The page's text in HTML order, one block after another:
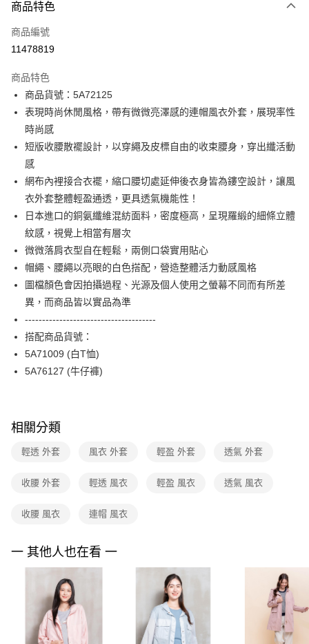
信用卡一次付款
信用卡分期付款
合作金庫商業銀行
華南商業銀行
上海商業儲蓄銀行
台北富邦商業銀行
國泰世華商業銀行
臺灣中小企業銀行
台中商業銀行
匯豐（台灣）商業銀行
聯邦商業銀行
元大商業銀行
永豐商業銀行
玉山商業銀行
星展（台灣）商業銀行
台新國際商業銀行
中國信託商業銀行
台灣樂天信用卡公司
LINE Pay
Apple Pay
街口支付
AFTEE先享後付
相關說明
【關於「AFTEE先享後付」】
AFTEE先享後付是「在收到商品之後才付款」的支付方式。 讓您購物簡單
便利好安心！
１．簡單：不需註冊會員、不需綁卡、不需儲值。
２．便利：只要手機號碼，簡訊認證，即可結帳。
【「AFTEE先享後付」結帳流程】
１．於結帳方式選擇「AFTEE先享後付」後，將跳轉至「AFTEE先享後付」
結帳頁面，進行簡訊認證並確認金額後，即可完成結帳。
２．訂單成立數日內，您將收到繳費通知簡訊。
３．收到繳費通知簡訊後14天內，點擊此簡訊中的連結，可透過四大超商／
ATM／網路銀行／等多元方式進行付款，方視為交易完成。
※ 請注意：結帳手續完成當下不需立刻繳費，但若您需要取消訂單，請聯絡
購買商品的店家。未經商家同意取消之訂單仍視為有效，需透過AFTEE先享
客戶支援中心」
【注意事項】
１．透過由恩沛科技股份有限公司提供之「AFTEE先享後付」服務完成之交
權轉讓予恩沛科技股份有限公司。
https://aftee.tw/terms/#terms3
３．未成年的使用者請事先徵得法定代理人或監護人之同意方可使用
任。
４．使用「AFTEE先享後付」時，將依據個別帳號之用戶狀況，依本公司即
時審查核予不同之上限額度；若仍有額度不足之情形，本公司將視審查結果
請求用戶進行身份認證。
５．嚴禁一人註冊多個帳號或使用他人資訊註冊。若發現惡意使用之情形，
恩沛科技股份有限公司將有權停止該用戶之使用額度並採取法律行動。
付款後全家FamilyMart取貨
每筆NT$90，滿NT$3,600(含以上)免運費
付款後7-11取貨
黑貓宅配
每筆NT$90，滿NT$3,600(含以上)免運費
商品特色
商品編號
11478819
商品特色
商品貨號：5A72125
表現時尚休閒風格，帶有微微亮澤感的連帽風衣外套，展現率性
時尚感
短版收腰散襬設計，以穿繩及皮標自由的收束腰身，穿出纖活動
感
網布內裡接合衣襬，縮口腰切處延伸後衣身皆為鏤空設計，讓風
衣外套整體輕盈通透，更具透氣機能性！
日本進口的銅氨纖維混紡面料，密度極高，呈現羅緞的細條立體
紋感，視覺上相當有層次
微微落肩衣型自在輕鬆，兩側口袋實用貼心
帽繩、腰繩以亮眼的白色搭配，營造整體活力動感風格
圖檔顏色會因拍攝過程、光源及個人使用之螢幕不同而有所差
異，而商品皆以實品為準
--------------------------------------
搭配商品貨號：
5A71009 (白T恤)
5A76127 (牛仔褲)
相關分類
輕透 外套 風衣 外套 輕盈 外套 透氣 外套
收腰 外套 輕透 風衣 輕盈 風衣 透氣 風衣
收腰 風衣 連帽 風衣
一 其他人也在看 一